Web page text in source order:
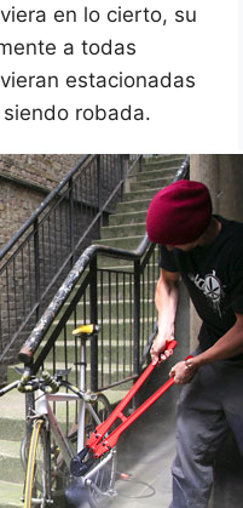
en lo cierto, su
a todas
estacionadas
robada.